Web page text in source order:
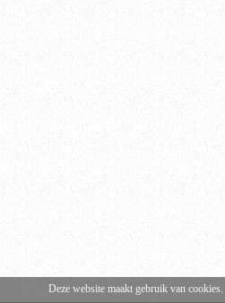
Deze website maakt gebruik van cookies.